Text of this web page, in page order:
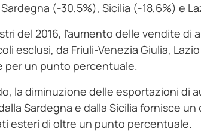
(-30,5%), Sicilia (-18,6%) e
del 2016, l’aumento delle vendite di
esclusi, da Friuli-Venezia Giulia,
per un punto percentuale.
la diminuzione delle esportazioni di
Sardegna e dalla Sicilia fornisce
esteri di oltre un punto percentuale.